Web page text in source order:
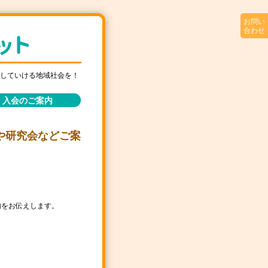
ていける地域社会を！
お問い
合わせ
入会のご案内
研究会などご案
お伝えします。